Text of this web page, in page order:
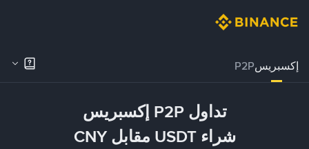
إكسبريسP2P
تداول P2P إكسبريس
شراء USDT مقابل CNY